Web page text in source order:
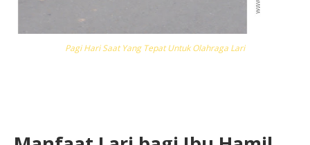
Pagi Hari Saat Yang Tepat Untuk Olahraga Lari